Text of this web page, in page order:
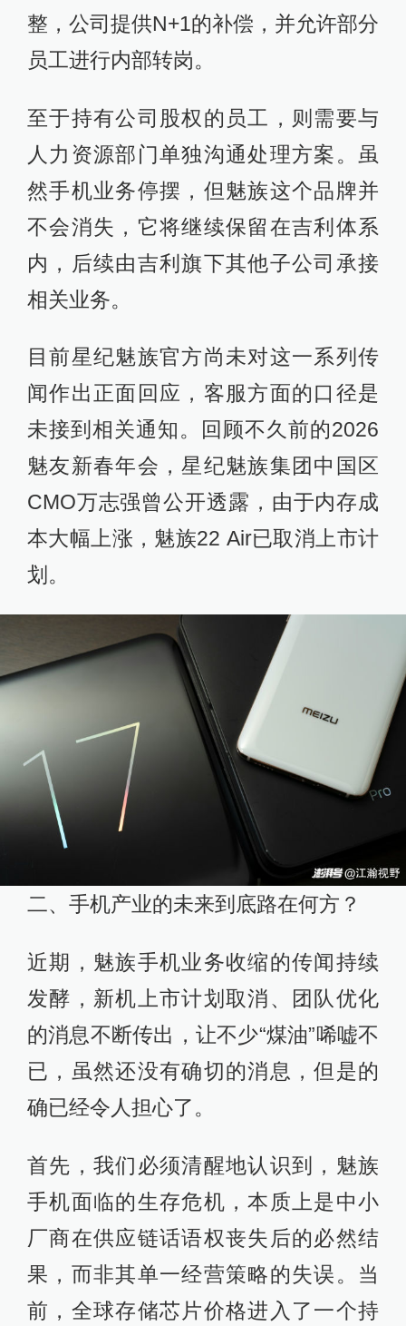
整，公司提供N+1的补偿，并允许部分
员工进行内部转岗。
至于持有公司股权的员工，则需要与
人力资源部门单独沟通处理方案。虽
然手机业务停摆，但魅族这个品牌并
不会消失，它将继续保留在吉利体系
内，后续由吉利旗下其他子公司承接
相关业务。
目前星纪魅族官方尚未对这一系列传
闻作出正面回应，客服方面的口径是
未接到相关通知。回顾不久前的2026
魅友新春年会，星纪魅族集团中国区
CMO万志强曾公开透露，由于内存成
本大幅上涨，魅族22 Air已取消上市计
划。
二、手机产业的未来到底路在何方？
近期，魅族手机业务收缩的传闻持续
发酵，新机上市计划取消、团队优化
的消息不断传出，让不少“煤油”唏嘘不
已，虽然还没有确切的消息，但是的
确已经令人担心了。
首先，我们必须清醒地认识到，魅族
手机面临的生存危机，本质上是中小
厂商在供应链话语权丧失后的必然结
果，而非其单一经营策略的失误。当
前，全球存储芯片价格进入了一个持